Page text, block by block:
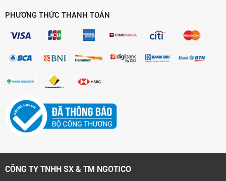
PHƯƠNG THỨC THANH TOÁN
CÔNG TY TNHH SX & TM NGOTICO